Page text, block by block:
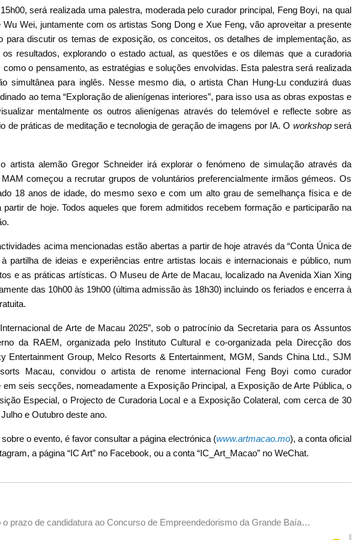
será realizada uma palestra, moderada pelo curador principal, Feng Boyi, na qual
Wei, juntamente com os artistas Song Dong e Xue Feng, vão aproveitar a presente
para discutir os temas de exposição, os conceitos, os detalhes de implementação, as
resultados, explorando o estado actual, as questões e os dilemas que a curadoria
o pensamento, as estratégias e soluções envolvidas. Esta palestra será realizada
simultânea para inglês. Nesse mesmo dia, o artista Chan Hung-Lu conduzirá duas
ao tema “Exploração de alienígenas interiores”, para isso usa as obras expostas e
mentalmente os outros alienígenas através do telemóvel e reflecte sobre as
de práticas de meditação e tecnologia de geração de imagens por IA. O workshopserá
artista alemão Gregor Schneider irá explorar o fenómeno de simulação através da
começou a recrutar grupos de voluntários preferencialmente irmãos gémeos. Os
18 anos de idade, do mesmo sexo e com um alto grau de semelhança física e de
de hoje. Todos aqueles que forem admitidos recebem formação e participarão na
acima mencionadas estão abertas a partir de hoje através da “Conta Única de
partilha de ideias e experiências entre artistas locais e internacionais e público, num
e as práticas artísticas. O Museu de Arte de Macau, localizado na Avenida Xian Xing
das 10h00 às 19h00 (última admissão às 18h30) incluindo os feriados e encerra à
de Arte de Macau 2025”, sob o patrocínio da Secretaria para os Assuntos
da RAEM, organizada pelo Instituto Cultural e co-organizada pela Direcção dos
Entertainment Group, Melco Resorts & Entertainment, MGM, Sands China Ltd., SJM
Macau, convidou o artista de renome internacional Feng Boyi como curador
em seis secções, nomeadamente a Exposição Principal, a Exposição de Arte Pública, o
Especial, o Projecto de Curadoria Local e a Exposição Colateral, com cerca de 30
e Outubro deste ano.
o evento, é favor consultar a página electrónica (www.artmacao.mo), a conta oficial
a página “IC Art” no Facebook, ou a conta “IC_Art_Macao” no WeChat.
o prazo de candidatura ao Concurso de Empreendedorismo da Grande Baía